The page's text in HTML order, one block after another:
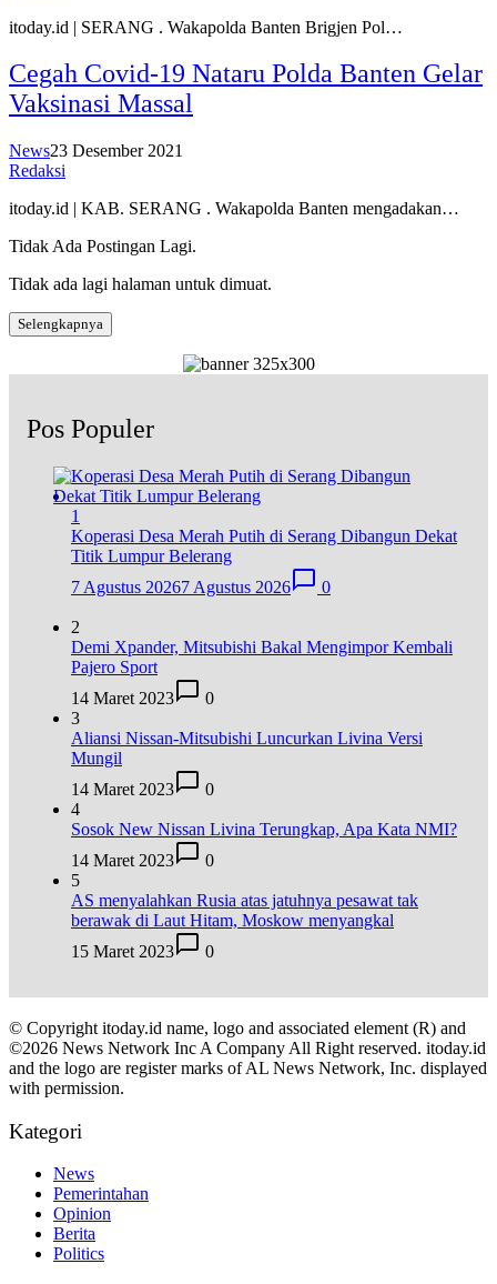
itoday.id | SERANG . Wakapolda Banten Brigjen Pol…
Cegah Covid-19 Nataru Polda Banten Gelar
Vaksinasi Massal
News23 Desember 2021
Redaksi
itoday.id | KAB. SERANG . Wakapolda Banten mengadakan…
Tidak Ada Postingan Lagi.
Tidak ada lagi halaman untuk dimuat.
Selengkapnya
Pos Populer
1
Koperasi Desa Merah Putih di Serang Dibangun Dekat
Titik Lumpur Belerang
7 Agustus 20267 Agustus 2026 0
2
Demi Xpander, Mitsubishi Bakal Mengimpor Kembali
Pajero Sport
14 Maret 2023
0
3
Aliansi Nissan-Mitsubishi Luncurkan Livina Versi
Mungil
14 Maret 2023
0
4
Sosok New Nissan Livina Terungkap, Apa Kata NMI?
14 Maret 2023
0
5
AS menyalahkan Rusia atas jatuhnya pesawat tak
berawak di Laut Hitam, Moskow menyangkal
15 Maret 2023
0
© Copyright itoday.id name, logo and associated element (R) and
©2026 News Network Inc A Company All Right reserved. itoday.id
and the logo are register marks of AL News Network, Inc. displayed
with permission.
Kategori
News
Pemerintahan
Opinion
Berita
Politics